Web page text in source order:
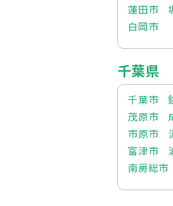
蓮田市
白岡市
千葉県
千葉市
茂原市
市原市
富津市
南房総市